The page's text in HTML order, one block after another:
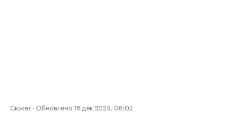
Сюжет · Обновлено 16 дек 2024, 06:02